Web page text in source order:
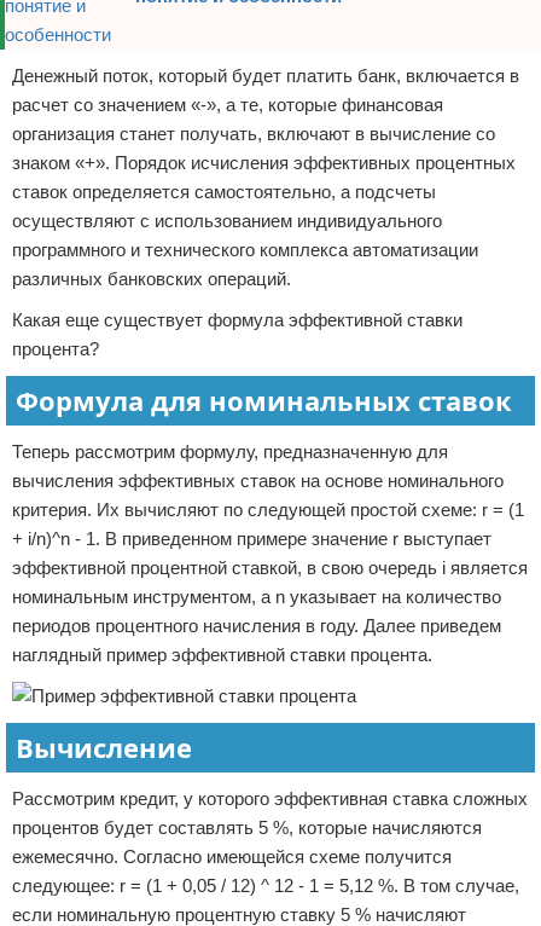
Денежный поток, который будет платить банк, включается в
расчет со значением «-», а те, которые финансовая
организация станет получать, включают в вычисление со
знаком «+». Порядок исчисления эффективных процентных
ставок определяется самостоятельно, а подсчеты
осуществляют с использованием индивидуального
программного и технического комплекса автоматизации
различных банковских операций.
Какая еще существует формула эффективной ставки
процента?
Формула для номинальных ставок
Теперь рассмотрим формулу, предназначенную для
вычисления эффективных ставок на основе номинального
критерия. Их вычисляют по следующей простой схеме: r = (1
+ i/n)^n - 1. В приведенном примере значение r выступает
эффективной процентной ставкой, в свою очередь i является
номинальным инструментом, а n указывает на количество
периодов процентного начисления в году. Далее приведем
наглядный пример эффективной ставки процента.
Вычисление
Рассмотрим кредит, у которого эффективная ставка сложных
процентов будет составлять 5 %, которые начисляются
ежемесячно. Согласно имеющейся схеме получится
следующее: r = (1 + 0,05 / 12) ^ 12 - 1 = 5,12 %. В том случае,
если номинальную процентную ставку 5 % начисляют